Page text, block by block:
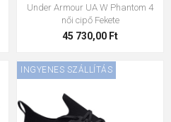
Under Armour UA W Phantom 4
női cipő Fekete
45 730,00 Ft
INGYENES SZÁLLÍTÁS